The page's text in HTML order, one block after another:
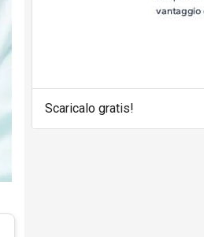
Scaricalo gratis!